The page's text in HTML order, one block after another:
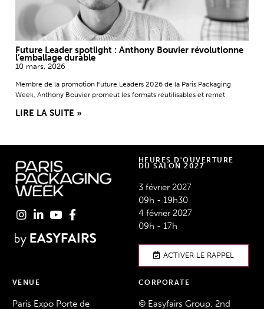
Future Leader spotlight : Anthony Bouvier révolutionne
l’emballage durable
10 mars, 2026
Membre de la promotion Future Leaders 2026 de la Paris Packaging
Week, Anthony Bouvier promeut les formats réutilisables et remet
LIRE LA SUITE »
Lynx enrichit sa collection Fine Fragrance avec des
nouveaux sprays inspirés gourmandise, gels douche et sticks, offrant 72h